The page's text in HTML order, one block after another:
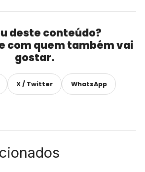
deste conteúdo?
com quem também vai
gostar.
X / Twitter WhatsApp